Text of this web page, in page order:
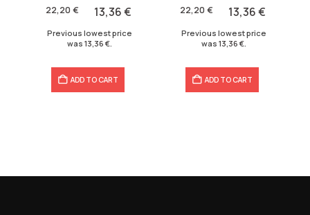
22,20 €
was:
13,36€
is:
Previous lowest price
was 13,36 €
ADD TO CART
22,20 €
was:
13,36€
is:
Previous lowest price
was 13,36 €
ADD TO CART